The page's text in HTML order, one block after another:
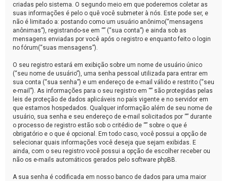
criadas pelo sistema. O segundo meio em que poderemos coletar as
suas informações é pelo o quê você submeter à nós. Este pode ser, e
não é limitado a: postando como um usuário anônimo(“mensagens
anônimas”), registrando-se em “” (“sua conta”) e ainda sob as
mensagens enviadas por você após o registro e enquanto feito o login
no fórum(“suas mensagens”).
O seu registro estará em exibição sobre um nome de usuário único
(“seu nome de usuário”), uma senha pessoal utilizada para entrar em
sua conta (“sua senha”) e um endereço de e-mail válido e restrito (“seu
e-mail”). As informações para o seu registro em “” são protegidas pelas
leis de proteção de dados aplicáveis no país vigente e no servidor em
que estamos hospedados. Qualquer informação além de seu nome de
usuário, sua senha e seu endereço de e-mail solicitados por “” durante
o processo de registro estão sob o critédio de “” sobre o que é
obrigatório e o que é opcional. Em todo caso, você possui a opção de
selecionar quais informações você deseja que sejam exibidas. E
ainda, com o seu registro você possui a opção de escolher receber ou
não os e-mails automáticos gerados pelo software phpBB.
A sua senha é codificada em nosso banco de dados para uma maior